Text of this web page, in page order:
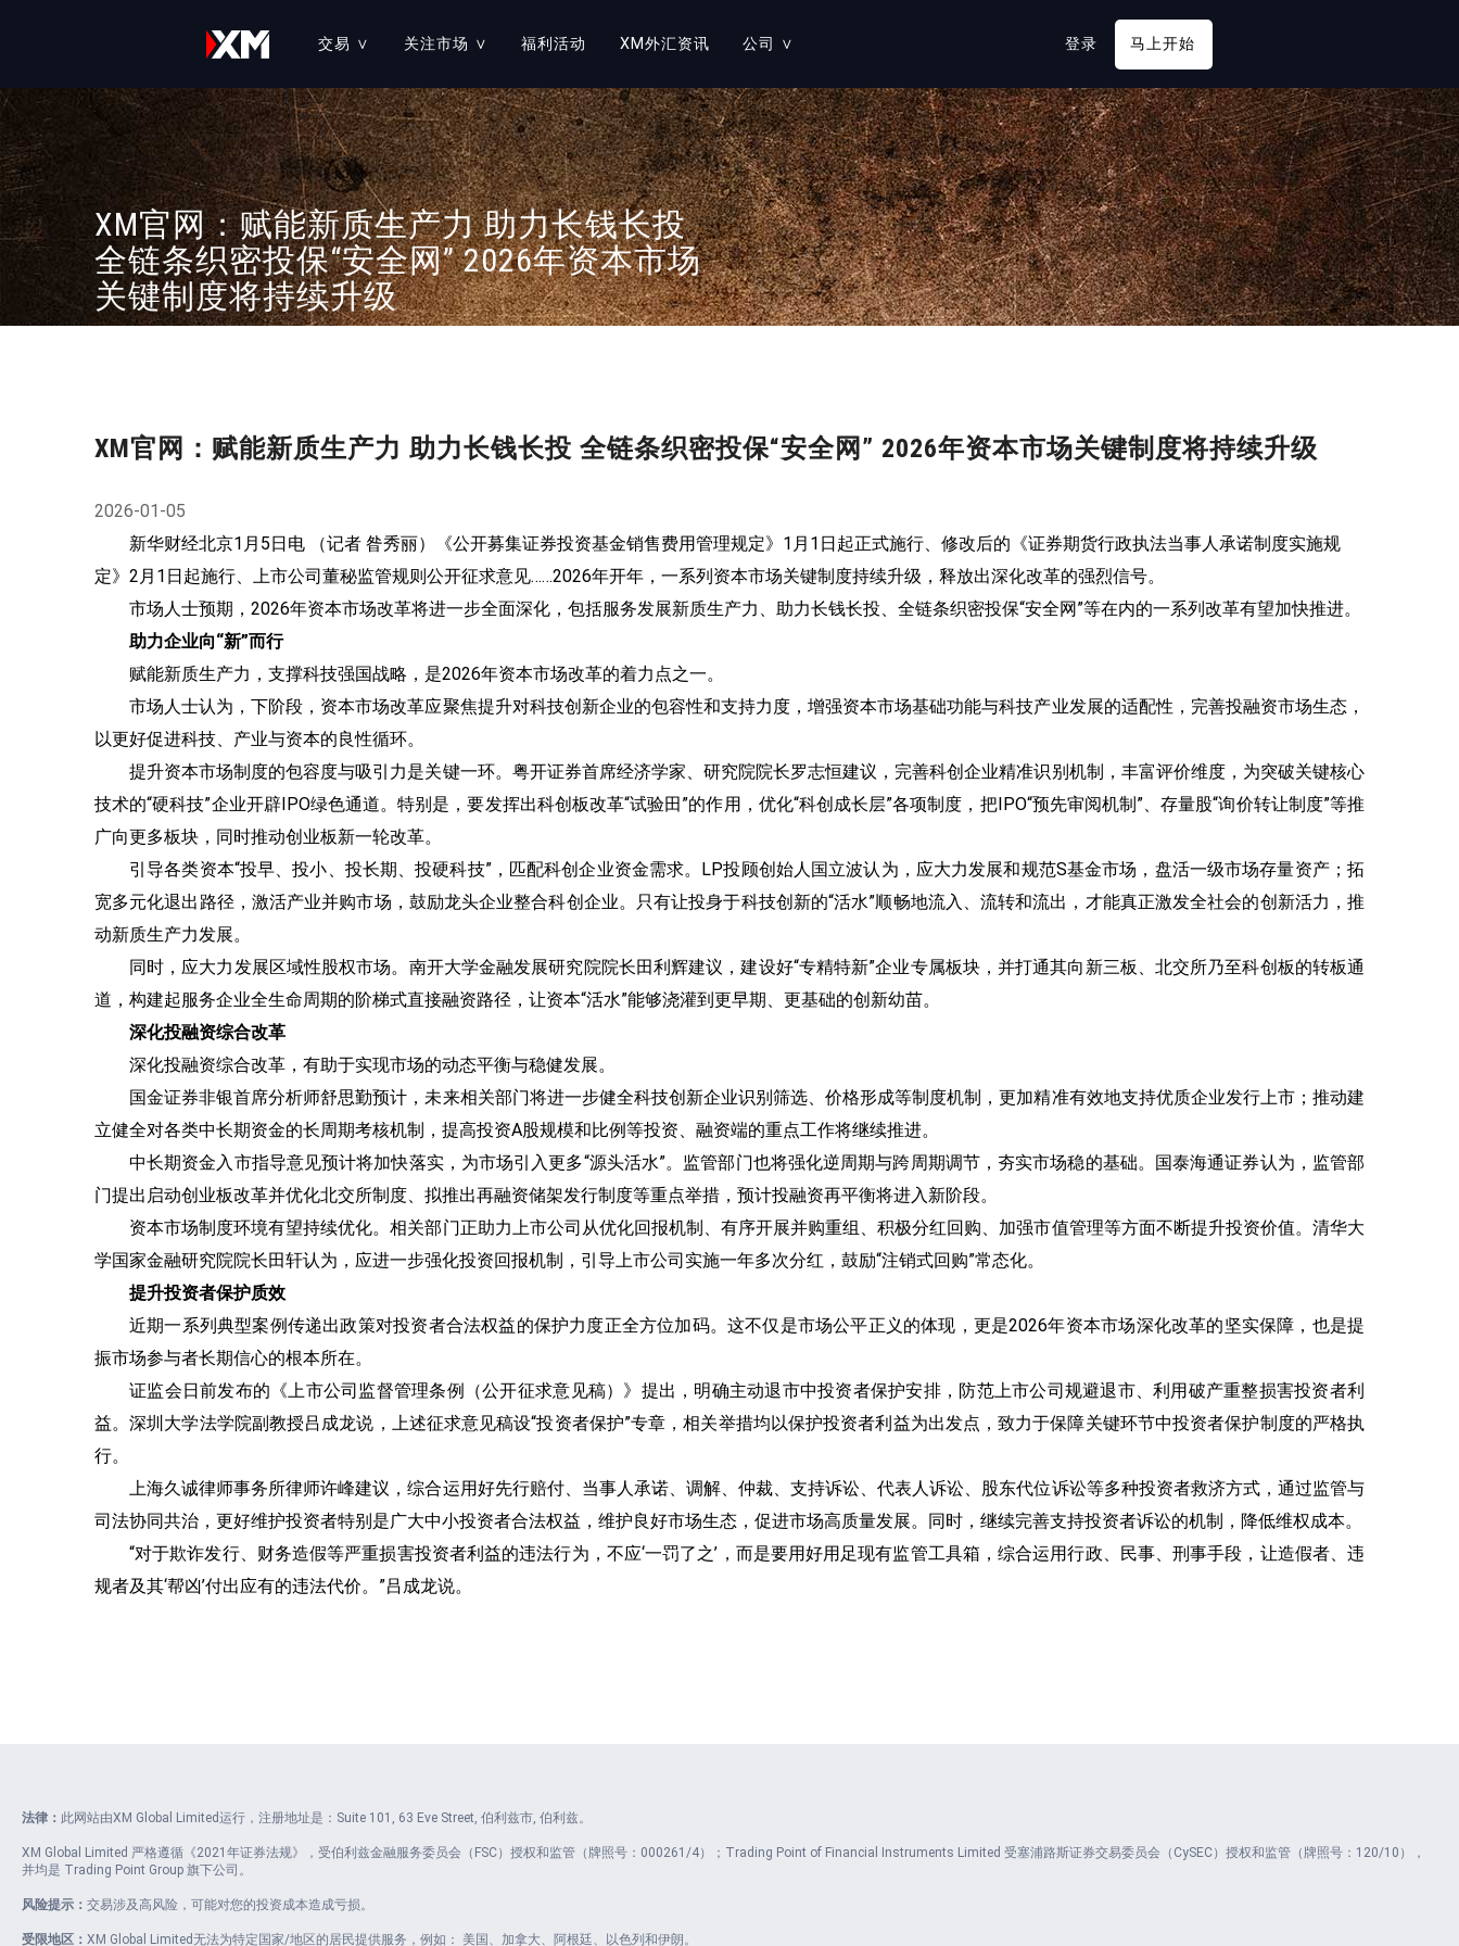
交易 ∨
账户 ≡ 账户类型
交易市场 ≡ 外汇交易
股票衍生物
大宗商品
贵金属
股指
能源
我们的服务 ≡
XM 跟单社区
XM 交易比赛
执行力原则
交易平台 ≡
MT4 交易平台
MT5 交易平台
关注市场 ∨
教育课程 ≡
学习中心
在线直播课程 交易工具 ≡
市场新闻和分析
分析工具
经济日历
外汇计算器
福利活动 XM外汇资讯 公司 ∨
关于XM GROUP
人才招聘
监管
法律文件
XM 奖项
登录 马上开始
XM官网：赋能新质生产力 助力长钱长投
全链条织密投保“安全网” 2026年资本市场
关键制度将持续升级
XM官网：赋能新质生产力 助力长钱长投 全链条织密投保“安全网” 2026年资本市场关键制度将持续升级
2026-01-05
新华财经北京1月5日电 （记者 昝秀丽）《公开募集证券投资基金销售费用管理规定》1月1日起正式施行、修改后的《证券期货行政执法当事人承诺制度实施规
定》2月1日起施行、上市公司董秘监管规则公开征求意见……2026年开年，一系列资本市场关键制度持续升级，释放出深化改革的强烈信号。
市场人士预期，2026年资本市场改革将进一步全面深化，包括服务发展新质生产力、助力长钱长投、全链条织密投保“安全网”等在内的一系列改革有望加快推进。
助力企业向“新”而行
赋能新质生产力，支撑科技强国战略，是2026年资本市场改革的着力点之一。
市场人士认为，下阶段，资本市场改革应聚焦提升对科技创新企业的包容性和支持力度，增强资本市场基础功能与科技产业发展的适配性，完善投融资市场生态，
以更好促进科技、产业与资本的良性循环。
提升资本市场制度的包容度与吸引力是关键一环。粤开证券首席经济学家、研究院院长罗志恒建议，完善科创企业精准识别机制，丰富评价维度，为突破关键核心
技术的“硬科技”企业开辟IPO绿色通道。特别是，要发挥出科创板改革“试验田”的作用，优化“科创成长层”各项制度，把IPO“预先审阅机制”、存量股“询价转让制度”等推
广向更多板块，同时推动创业板新一轮改革。
引导各类资本“投早、投小、投长期、投硬科技”，匹配科创企业资金需求。LP投顾创始人国立波认为，应大力发展和规范S基金市场，盘活一级市场存量资产；拓
宽多元化退出路径，激活产业并购市场，鼓励龙头企业整合科创企业。只有让投身于科技创新的“活水”顺畅地流入、流转和流出，才能真正激发全社会的创新活力，推
动新质生产力发展。
同时，应大力发展区域性股权市场。南开大学金融发展研究院院长田利辉建议，建设好“专精特新”企业专属板块，并打通其向新三板、北交所乃至科创板的转板通
道，构建起服务企业全生命周期的阶梯式直接融资路径，让资本“活水”能够浇灌到更早期、更基础的创新幼苗。
深化投融资综合改革
深化投融资综合改革，有助于实现市场的动态平衡与稳健发展。
国金证券非银首席分析师舒思勤预计，未来相关部门将进一步健全科技创新企业识别筛选、价格形成等制度机制，更加精准有效地支持优质企业发行上市；推动建
立健全对各类中长期资金的长周期考核机制，提高投资A股规模和比例等投资、融资端的重点工作将继续推进。
中长期资金入市指导意见预计将加快落实，为市场引入更多“源头活水”。监管部门也将强化逆周期与跨周期调节，夯实市场稳的基础。国泰海通证券认为，监管部
门提出启动创业板改革并优化北交所制度、拟推出再融资储架发行制度等重点举措，预计投融资再平衡将进入新阶段。
资本市场制度环境有望持续优化。相关部门正助力上市公司从优化回报机制、有序开展并购重组、积极分红回购、加强市值管理等方面不断提升投资价值。清华大
学国家金融研究院院长田轩认为，应进一步强化投资回报机制，引导上市公司实施一年多次分红，鼓励“注销式回购”常态化。
提升投资者保护质效
近期一系列典型案例传递出政策对投资者合法权益的保护力度正全方位加码。这不仅是市场公平正义的体现，更是2026年资本市场深化改革的坚实保障，也是提
振市场参与者长期信心的根本所在。
证监会日前发布的《上市公司监督管理条例（公开征求意见稿）》提出，明确主动退市中投资者保护安排，防范上市公司规避退市、利用破产重整损害投资者利
益。深圳大学法学院副教授吕成龙说，上述征求意见稿设“投资者保护”专章，相关举措均以保护投资者利益为出发点，致力于保障关键环节中投资者保护制度的严格执
行。
上海久诚律师事务所律师许峰建议，综合运用好先行赔付、当事人承诺、调解、仲裁、支持诉讼、代表人诉讼、股东代位诉讼等多种投资者救济方式，通过监管与
司法协同共治，更好维护投资者特别是广大中小投资者合法权益，维护良好市场生态，促进市场高质量发展。同时，继续完善支持投资者诉讼的机制，降低维权成本。
“对于欺诈发行、财务造假等严重损害投资者利益的违法行为，不应‘一罚了之’，而是要用好用足现有监管工具箱，综合运用行政、民事、刑事手段，让造假者、违
规者及其‘帮凶’付出应有的违法代价。”吕成龙说。
法律： 此网站由XM Global Limited运行，注册地址是：Suite 101, 63 Eve Street, 伯利兹市, 伯利兹。
XM Global Limited 严格遵循《2021年证券法规》，受伯利兹金融服务委员会（FSC）授权和监管（牌照号：000261/4）；Trading Point of Financial Instruments Limited 受塞浦路斯证券交易委员会（CySEC）授权和监管（牌照号：120/10），
并均是 Trading Point Group 旗下公司。
风险提示： 交易涉及高风险，可能对您的投资成本造成亏损。
受限地区： XM Global Limited无法为特定国家/地区的居民提供服务，例如： 美国、加拿大、阿根廷、以色列和伊朗。